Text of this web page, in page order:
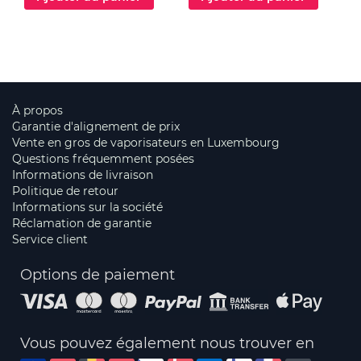
À propos
Garantie d'alignement de prix
Vente en gros de vaporisateurs en Luxembourg
Questions fréquemment posées
Informations de livraison
Politique de retour
Informations sur la société
Réclamation de garantie
Service client
Options de paiement
Vous pouvez également nous trouver en